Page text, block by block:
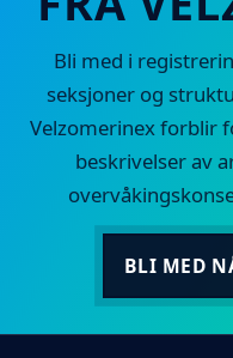
Bli med i
seksjoner og
Velzomerinex forblir
beskrivelser av
BLI MED